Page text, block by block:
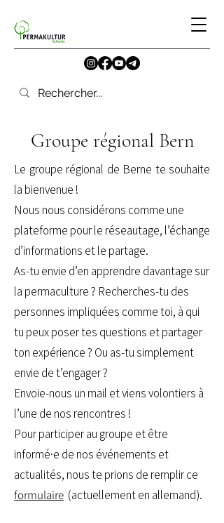
Groupe régional Bern
Le groupe régional de Berne te souhaite
la bienvenue !
Nous nous considérons comme une
plateforme pour le réseautage, l’échange
d’informations et le partage.
As-tu envie d’en apprendre davantage sur
la permaculture ? Recherches-tu des
personnes impliquées comme toi, à qui
tu peux poser tes questions et partager
ton expérience ? Ou as-tu simplement
envie de t’engager ?
Envoie-nous un mail et viens volontiers à
l’une de nos rencontres !
Pour participer au groupe et être
informé·e de nos événements et
actualités, nous te prions de remplir ce
formulaire (actuellement en allemand).